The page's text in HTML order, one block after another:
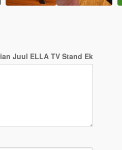
Juul ELLA TV Stand Ek